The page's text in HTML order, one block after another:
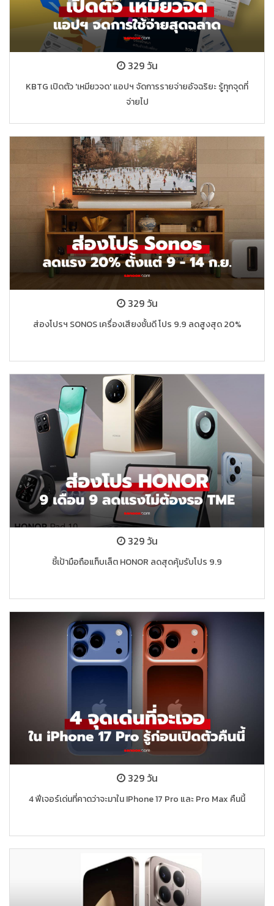
329 วัน
KBTG เปิดตัว 'เหมียวจด' แอปฯ จัดการรายจ่ายอัจฉริยะ รู้ทุกจุดที่
จ่ายไป
329 วัน
ส่องโปรฯ SONOS เครื่องเสียงชั้นดี โปร 9.9 ลดสูงสุด 20%
329 วัน
ชี้เป้ามือถือแท็บเล็ต HONOR ลดสุดคุ้มรับโปร 9.9
329 วัน
4 ฟีเจอร์เด่นที่คาดว่าจะมาใน IPhone 17 Pro และ Pro Max คืนนี้